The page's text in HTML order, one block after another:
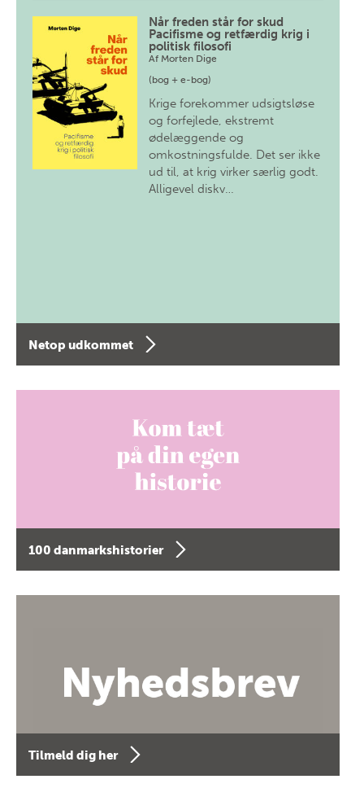
Når freden står for skud
Pacifisme og retfærdig krig i
politisk filosofi
Af Morten Dige
(bog + e-bog)
Krige forekommer udsigtsløse
og forfejlede, ekstremt
ødelæggende og
omkostningsfulde. Det ser ikke
ud til, at krig virker særlig godt.
Alligevel diskv…
Netop udkommet
100 danmarkshistorier
Tilmeld dig her